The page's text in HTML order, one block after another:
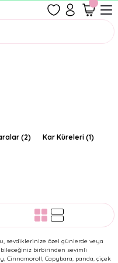
Kargoda!
(2) Kar Küreleri (1)
sevdiklerinize özel günlerde veya
birbirinden sevimli
Cinnamoroll, Capybara, panda, çiçek